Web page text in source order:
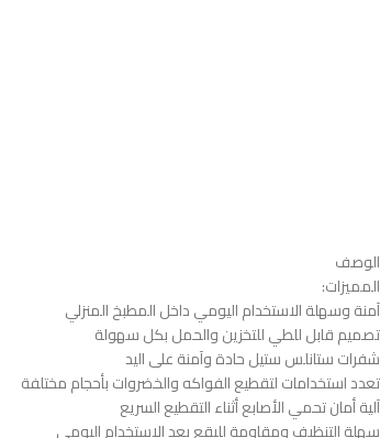
الوصف
المميزات:
آمنة وسهلة الاستخدام اليومي داخل المطبخ المنزلي
تصميم قابل للطي للتخزين والحمل بكل سهولة
شفرات ستانلس ستيل حادة وآمنة على اليد
تعدد استخدامات لتقطيع الفواكه والخضروات بأحجام مختلفة
آلية أمان تحمي الأصابع أثناء التقطيع السريع
سهلة التنظيف ومقاومة للبقع بعد الاستخدام اليومي